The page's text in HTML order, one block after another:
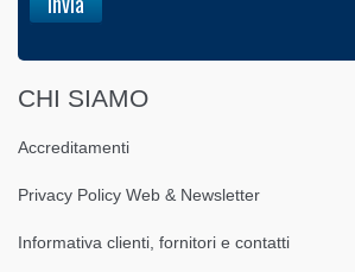
CHI SIAMO
Accreditamenti
Privacy Policy Web & Newsletter
Informativa clienti, fornitori e contatti